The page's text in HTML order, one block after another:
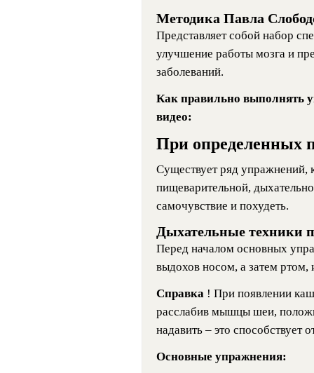
Методика Павла
Представляет собой набор
улучшение работы мозга и
заболеваний.
Как правильно выполнять
видео:
При определенных
Существует ряд упражнений,
пищеварительной,
самочувствие и похудеть.
Дыхательные техники
Перед началом основных
выдохов носом, а затем ртом,
Справка ! При появлении
расслабив мышцы шеи,
надавить – это
Основные упражнения: